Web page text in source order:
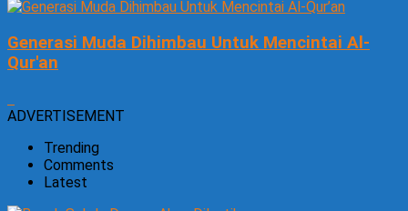
Generasi Muda Dihimbau Untuk Mencintai Al-
Qur'an
ADVERTISEMENT
Trending
Comments
Latest